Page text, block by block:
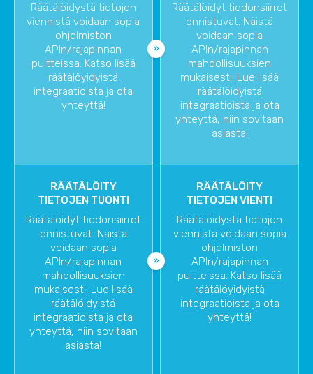
Räätälöidystä tietojen
viennistä voidaan sopia
ohjelmiston
APIn/rajapinnan
puitteissa. Katso lisää
räätälöyidyistä
integraatioista ja ota
yhteyttä!
Räätälöidyt tiedonsiirrot
onnistuvat. Näistä
voidaan sopia
APIn/rajapinnan
mahdollisuuksien
mukaisesti. Lue lisää
räätälöidyistä
integraatioista ja ota
yhteyttä, niin sovitaan
asiasta!
RÄÄTÄLÖITY
TIETOJEN TUONTI
Räätälöidyt tiedonsiirrot
onnistuvat. Näistä
voidaan sopia
APIn/rajapinnan
mahdollisuuksien
mukaisesti. Lue lisää
räätälöidyistä
integraatioista ja ota
yhteyttä, niin sovitaan
asiasta!
RÄÄTÄLÖITY
TIETOJEN VIENTI
Räätälöidystä tietojen
viennistä voidaan sopia
ohjelmiston
APIn/rajapinnan
puitteissa. Katso lisää
räätälöyidyistä
integraatioista ja ota
yhteyttä!